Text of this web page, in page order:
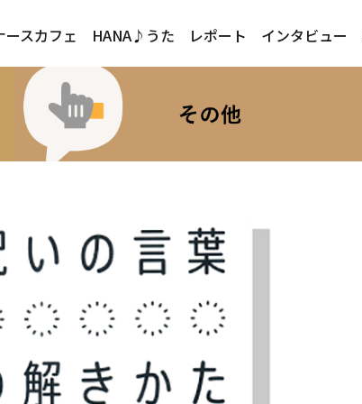
ースカフェ HANA♪うた レポート インタビュー